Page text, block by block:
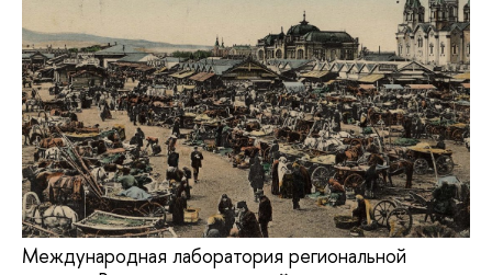
Международная лаборатория региональной